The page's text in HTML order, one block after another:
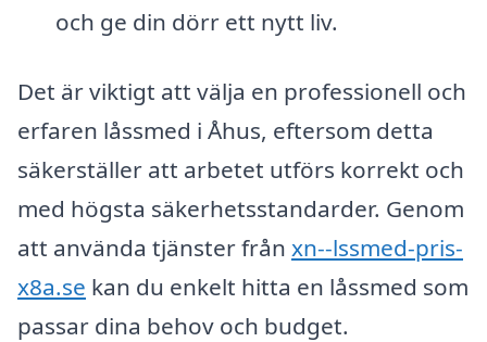
och ge din dörr ett nytt liv.
Det är viktigt att välja en professionell och
erfaren låssmed i Åhus, eftersom detta
säkerställer att arbetet utförs korrekt och
med högsta säkerhetsstandarder. Genom
att använda tjänster från xn--lssmed-pris-
x8a.se kan du enkelt hitta en låssmed som
passar dina behov och budget.